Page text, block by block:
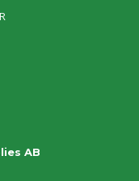
AB